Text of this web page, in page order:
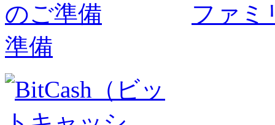
ファミ
準備